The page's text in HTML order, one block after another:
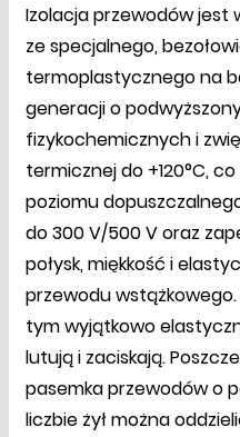
Izolacja przewodów jest
ze specjalnego,
termoplastycznego na
generacji o
fizykochemicznych i
termicznej do +120°C,
poziomu
do 300 V/500 V oraz
połysk, miękkość i
przewodu
tym wyjątkowo
lutują i zaciskają.
pasemka przewodów o
liczbie żył można